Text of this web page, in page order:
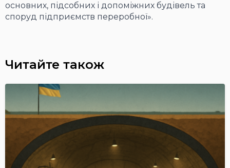
основних, підсобних і допоміжних будівель та
споруд підприємств переробної».
Читайте також